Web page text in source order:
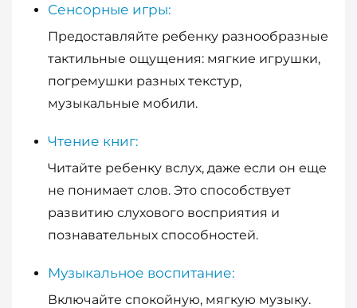
Сенсорные игры:
Предоставляйте ребенку разнообразные
тактильные ощущения: мягкие игрушки,
погремушки разных текстур,
музыкальные мобили.
Чтение книг:
Читайте ребенку вслух, даже если он еще
не понимает слов. Это способствует
развитию слухового восприятия и
познавательных способностей.
Музыкальное воспитание:
Включайте спокойную, мягкую музыку.